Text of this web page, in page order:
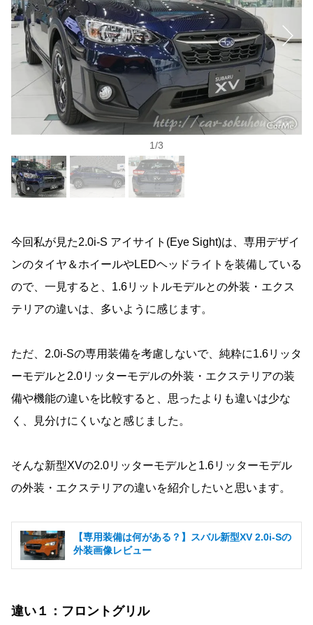
1/3
今回私が見た2.0i-S アイサイト(Eye Sight)は、専用デザイ
ンのタイヤ＆ホイールやLEDヘッドライトを装備している
ので、一見すると、1.6リットルモデルとの外装・エクス
テリアの違いは、多いように感じます。
ただ、2.0i-Sの専用装備を考慮しないで、純粋に1.6リッタ
ーモデルと2.0リッターモデルの外装・エクステリアの装
備や機能の違いを比較すると、思ったよりも違いは少な
く、見分けにくいなと感じました。
そんな新型XVの2.0リッターモデルと1.6リッターモデル
の外装・エクステリアの違いを紹介したいと思います。
【専用装備は何がある？】スバル新型XV 2.0i-Sの
外装画像レビュー
違い１：フロントグリル